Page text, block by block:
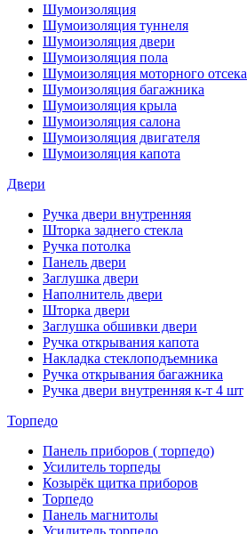
Шумоизоляция
Шумоизоляция туннеля
Шумоизоляция двери
Шумоизоляция пола
Шумоизоляция моторного отсека
Шумоизоляция багажника
Шумоизоляция крыла
Шумоизоляция салона
Шумоизоляция двигателя
Шумоизоляция капота
Двери
Ручка двери внутренняя
Шторка заднего стекла
Ручка потолка
Панель двери
Заглушка двери
Наполнитель двери
Шторка двери
Заглушка обшивки двери
Ручка открывания капота
Накладка стеклоподъемника
Ручка открывания багажника
Ручка двери внутренняя к-т 4 шт
Торпедо
Панель приборов ( торпедо)
Усилитель торпеды
Козырёк щитка приборов
Торпедо
Панель магнитолы
Усилитель торпедо